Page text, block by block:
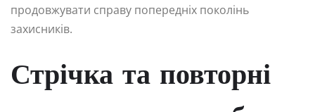
продовжувати справу попередніх поколінь
захисників.
Стрічка та повторні